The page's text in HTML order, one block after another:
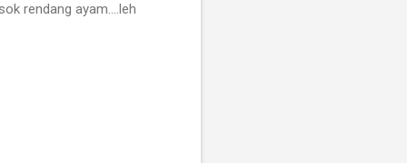
rendang ayam....leh